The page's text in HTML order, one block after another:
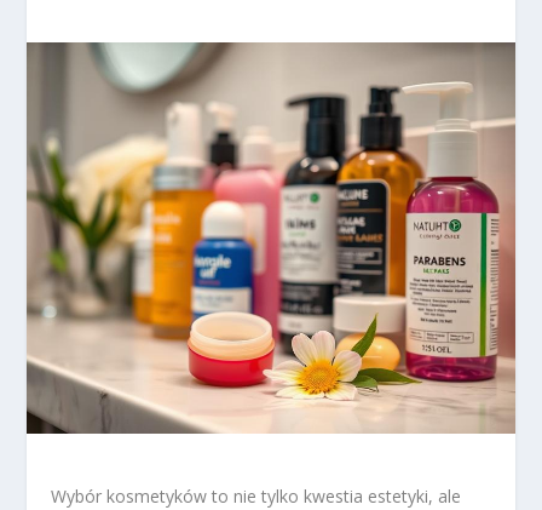
Wybór kosmetyków to nie tylko kwestia estetyki, ale